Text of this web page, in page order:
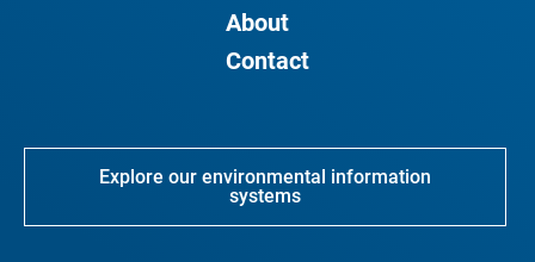
About
Contact
Explore our environmental information
systems